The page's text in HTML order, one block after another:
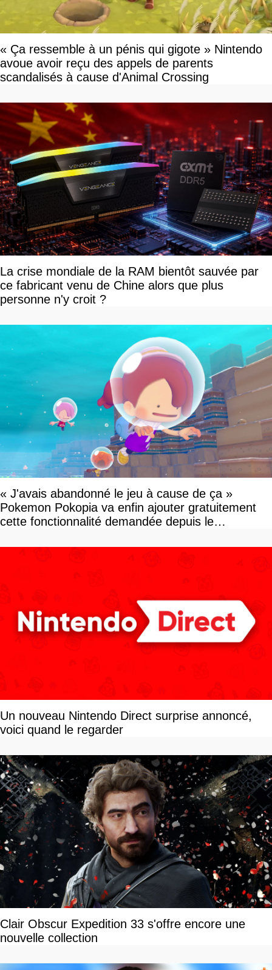
« Ça ressemble à un pénis qui gigote » Nintendo
avoue avoir reçu des appels de parents
scandalisés à cause d'Animal Crossing
La crise mondiale de la RAM bientôt sauvée par
ce fabricant venu de Chine alors que plus
personne n'y croit ?
« J'avais abandonné le jeu à cause de ça »
Pokemon Pokopia va enfin ajouter gratuitement
cette fonctionnalité demandée depuis le
Un nouveau Nintendo Direct surprise annoncé,
voici quand le regarder
Clair Obscur Expedition 33 s'offre encore une
nouvelle collection